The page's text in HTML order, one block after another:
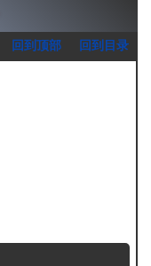
回到顶部 回到目录